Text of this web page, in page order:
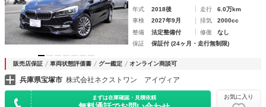
年式 2018後 走行
6.0万km
車検
2027年9月 排気
2000cc
整備
法定整備付 修復
なし
保証
保証付 (24ヶ月・走行無制限)
販売店保証 車両状態評価書 グー鑑定 オンライン商談可
兵庫県宝塚市 株式会社ネクストワン アイヴィア
まずは在庫確認・見積依頼 お気に入り